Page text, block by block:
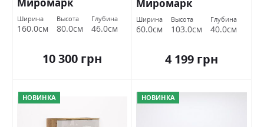
Миромарк
Ширина
160.0см
Высота
80.0см
Глубина
46.0см
10 300 грн
Миромарк
Ширина
60.0см
Высота
103.0см
Глубина
40.0см
4 199 грн
НОВИНКА НОВИНКА